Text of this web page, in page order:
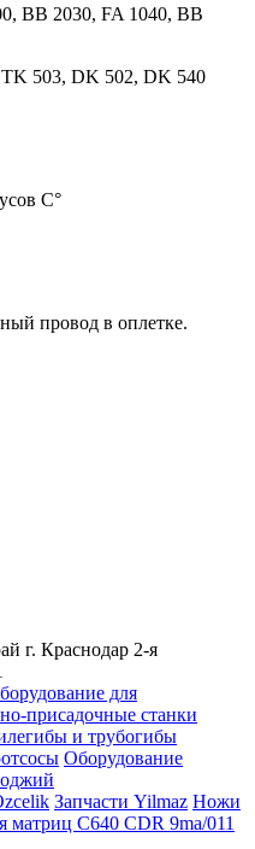
BB 2030, FA 1040, BB
503, DK 502, DK 540
С°
провод в оплетке.
г. Краснодар 2-я
для
присадочные станки
и трубогибы
Оборудование
Запчасти Yilmaz Ножи
матриц C640 CDR 9ma/011